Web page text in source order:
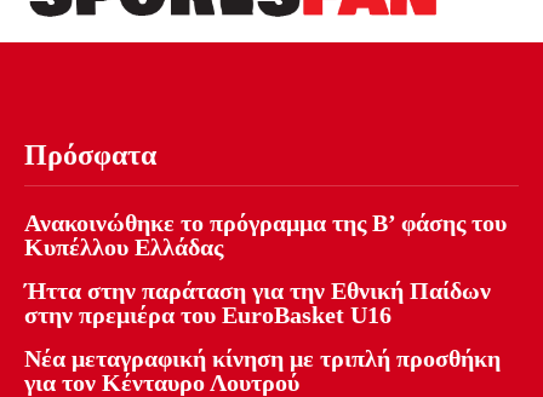
Πρόσφατα
Ανακοινώθηκε το πρόγραμμα της Β’ φάσης του
Κυπέλλου Ελλάδας
Ήττα στην παράταση για την Εθνική Παίδων
στην πρεμιέρα του EuroBasket U16
Νέα μεταγραφική κίνηση με τριπλή προσθήκη
για τον Κένταυρο Λουτρού